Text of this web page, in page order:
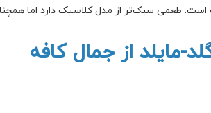
است. طعمی سبک‌تر از مدل کلاسیک دارد اما
مایلد از جمال کافه